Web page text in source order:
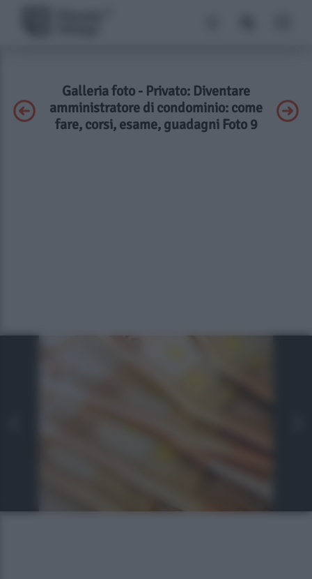
Galleria foto - Privato: Diventare
amministratore di condominio: come
fare, corsi, esame, guadagni Foto 9